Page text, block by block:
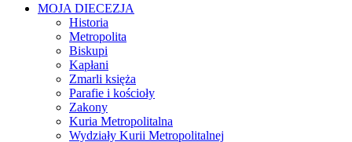
MOJA DIECEZJA
Historia
Metropolita
Biskupi
Kapłani
Zmarli księża
Parafie i kościoły
Zakony
Kuria Metropolitalna
Wydziały Kurii Metropolitalnej